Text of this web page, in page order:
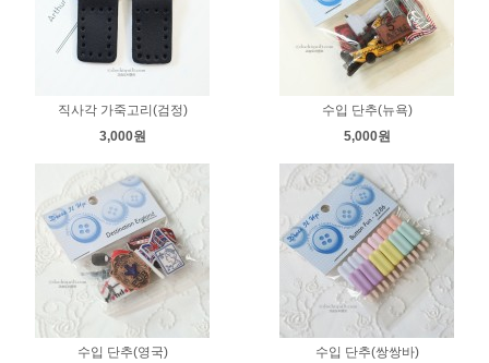
직사각 가죽고리(검정)
3,000원
수입 단추(뉴욕)
5,000원
수입 단추(영국)
수입 단추(쌍쌍바)